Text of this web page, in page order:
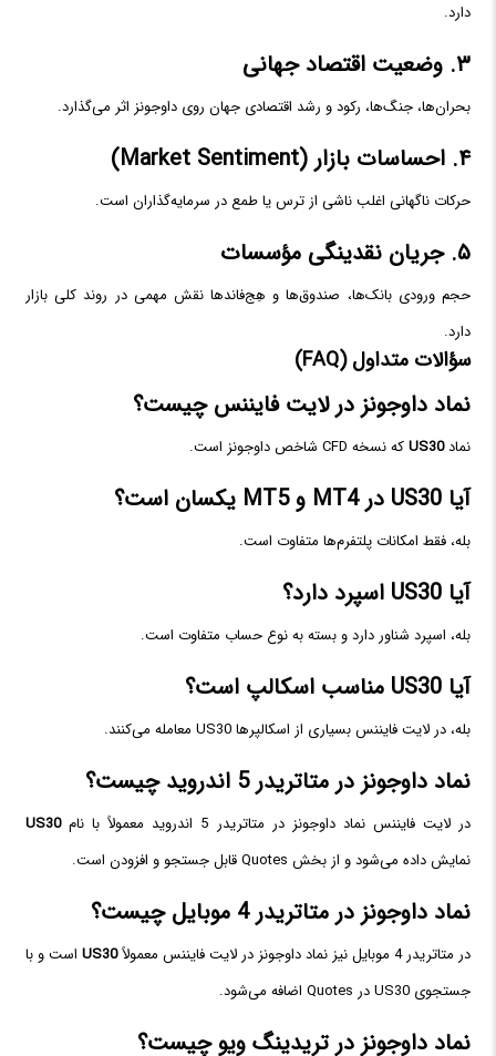
دارد.
۳. وضعیت اقتصاد جهانی
بحران‌ها، جنگ‌ها، رکود و رشد اقتصادی جهان روی داوجونز اثر می‌گذارد.
۴. احساسات بازار (Market Sentiment)
حرکات ناگهانی اغلب ناشی از ترس یا طمع در سرمایه‌گذاران است.
۵. جریان نقدینگی مؤسسات
حجم ورودی بانک‌ها، صندوق‌ها و هِج‌فاندها نقش مهمی در روند کلی بازار
دارد.
سؤالات متداول (FAQ)
نماد داوجونز در لایت فایننس چیست؟
نمادUS30که نسخه CFD شاخص داوجونز است.
آیا US30 در MT4 و MT5 یکسان است؟
بله، فقط امکانات پلتفرم‌ها متفاوت است.
آیا US30 اسپرد دارد؟
بله، اسپرد شناور دارد و بسته به نوع حساب متفاوت است.
آیا US30 مناسب اسکالپ است؟
بله، در لایت فایننس بسیاری از اسکالپرها US30 معامله می‌کنند.
نماد داوجونز در متاتریدر 5 اندروید چیست؟
در لایت فایننس نماد داوجونز در متاتریدر 5 اندروید معمولاً با نام
US30
نمایش داده می‌شود و از بخش Quotes قابل جستجو و افزودن است.
نماد داوجونز در متاتریدر 4 موبایل چیست؟
در متاتریدر 4 موبایل نیز نماد داوجونز در لایت فایننس معمولاً US30 است و با
جستجوی US30 در Quotes اضافه می‌شود.
نماد داوجونز در تریدینگ ویو چیست؟